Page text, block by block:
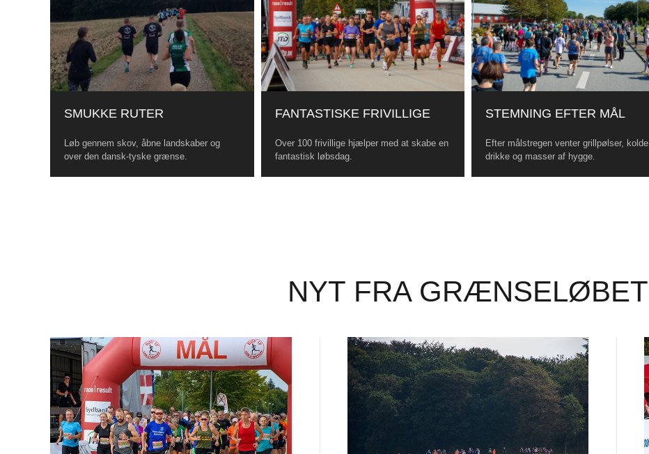
SMUKKE RUTER
Løb gennem skov, åbne landskaber og
over den dansk-tyske grænse.
FANTASTISKE FRIVILLIGE
Over 100 frivillige hjælper med at skabe en
fantastisk løbsdag.
STEMNING EFTER MÅL
Efter målstregen venter grillpølser, kolde
drikke og masser af hygge.
NYT FRA GRÆNSELØBET